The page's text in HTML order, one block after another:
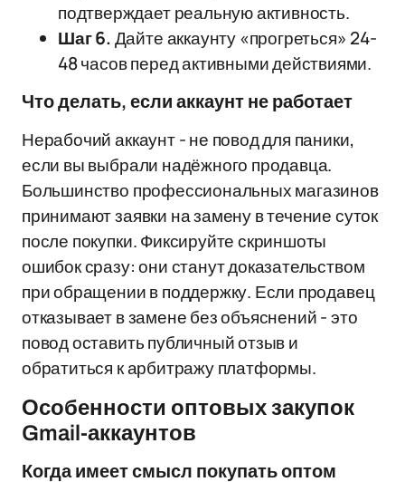
подтверждает реальную активность.
Шаг 6. Дайте аккаунту «прогреться» 24-
48 часов перед активными действиями.
Что делать, если аккаунт не работает
Нерабочий аккаунт - не повод для паники,
если вы выбрали надёжного продавца.
Большинство профессиональных магазинов
принимают заявки на замену в течение суток
после покупки. Фиксируйте скриншоты
ошибок сразу: они станут доказательством
при обращении в поддержку. Если продавец
отказывает в замене без объяснений - это
повод оставить публичный отзыв и
обратиться к арбитражу платформы.
Особенности оптовых закупок
Gmail-аккаунтов
Когда имеет смысл покупать оптом